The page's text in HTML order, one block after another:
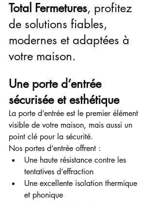
Total Fermetures, profitez
de solutions fiables,
modernes et adaptées à
votre maison.
Une porte d’entrée
sécurisée et esthétique
La porte d’entrée est le premier élément
visible de votre maison, mais aussi un
point clé pour la sécurité.
Nos portes d’entrée offrent :
Une haute résistance contre les
tentatives d’effraction
Une excellente isolation thermique
et phonique